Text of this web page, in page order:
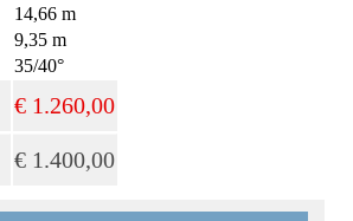
14,66 m
9,35 m
35/40°
€ 1.260,00
€ 1.400,00